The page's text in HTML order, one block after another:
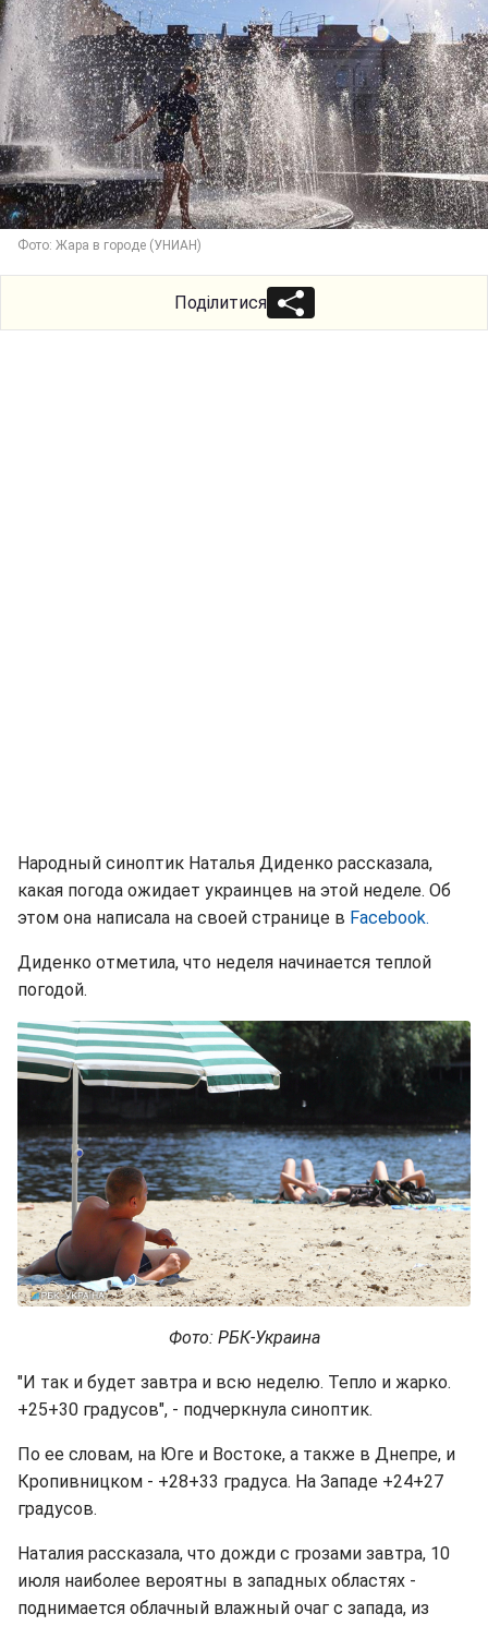
Фото: Жара в городе (УНИАН)
Поділитися
Народный синоптик Наталья Диденко рассказала,
какая погода ожидает украинцев на этой неделе. Об
этом она написала на своей странице в Facebook.
Диденко отметила, что неделя начинается теплой
погодой.
Фото: РБК-Украина
"И так и будет завтра и всю неделю. Тепло и жарко.
+25+30 градусов", - подчеркнула синоптик.
По ее словам, на Юге и Востоке, а также в Днепре, и
Кропивницком - +28+33 градуса. На Западе +24+27
градусов.
Наталия рассказала, что дожди с грозами завтра, 10
июля наиболее вероятны в западных областях -
поднимается облачный влажный очаг с запада, из